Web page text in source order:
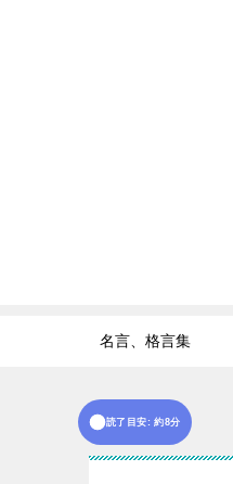
名言、格言集
読了目安: 約8分